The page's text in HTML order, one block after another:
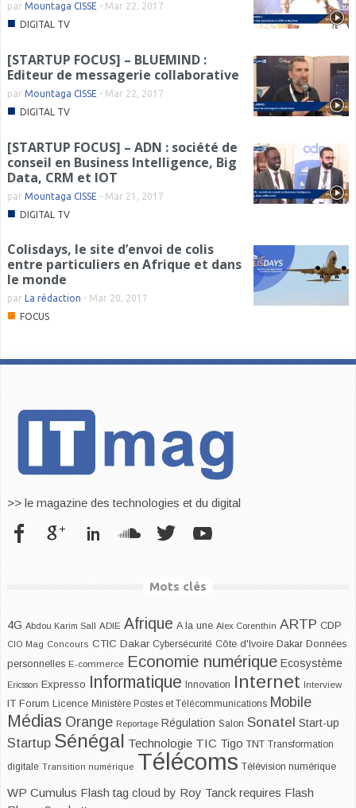
par Mountaga CISSE - Mar 22, 2017
■ DIGITAL TV
[STARTUP FOCUS] – BLUEMIND :
Editeur de messagerie collaborative
par Mountaga CISSE - Mar 22, 2017
■ DIGITAL TV
[STARTUP FOCUS] – ADN : société de
conseil en Business Intelligence, Big
Data, CRM et IOT
par Mountaga CISSE - Mar 21, 2017
■ DIGITAL TV
Colisdays, le site d’envoi de colis
entre particuliers en Afrique et dans
le monde
par La rédaction - Mar 20, 2017
■ FOCUS
>> le magazine des technologies et du digital
Mots clés
4G Abdou Karim Sall ADIE Afrique A la une Alex Corenthin ARTP CDP
CIO Mag Concours CTIC Dakar Cybersécurité Côte d'Ivoire Dakar Données
personnelles E-commerce Economie numérique Ecosystème
Ericsson Expresso Informatique Innovation Internet Interview
IT Forum Licence Ministère Postes et Télécommunications Mobile
Médias Orange Reportage Régulation Salon Sonatel Start-up
Startup Sénégal Technologie TIC Tigo TNT Transformation
digitale Transition numérique Télécoms Télévision numérique
WP Cumulus Flash tag cloud by Roy Tanck requires Flash